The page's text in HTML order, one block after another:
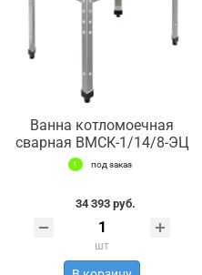
Ванна котломоечная
сварная ВМСК-1/14/8-ЭЦ
под заказ
34 393 руб.
шт